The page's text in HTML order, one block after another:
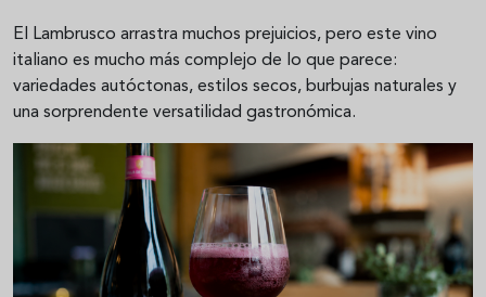
El Lambrusco arrastra muchos prejuicios, pero este vino
italiano es mucho más complejo de lo que parece:
variedades autóctonas, estilos secos, burbujas naturales y
una sorprendente versatilidad gastronómica.